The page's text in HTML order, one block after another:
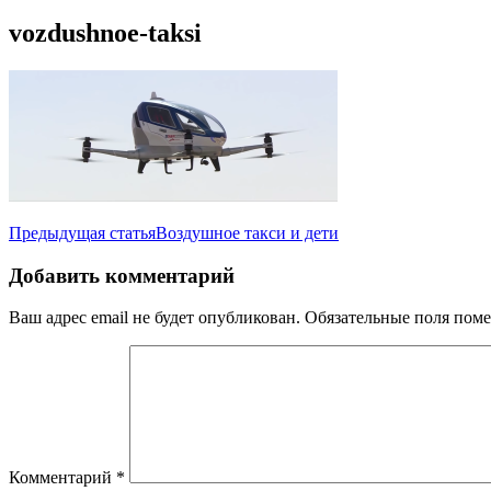
vozdushnoe-taksi
Навигация
по
записям
Предыдущая статьяВоздушное такси и дети
Добавить комментарий
Ваш адрес email не будет опубликован. Обязательные поля
Комментарий *